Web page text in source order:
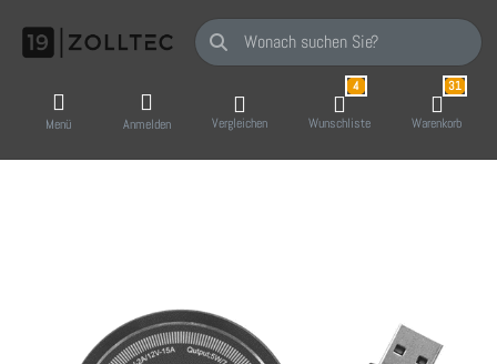
Geben Sie einen Suchbegriff ein. Während
Menü Anmelden Vergleichen
4
Wunschliste
31
Warenkorb